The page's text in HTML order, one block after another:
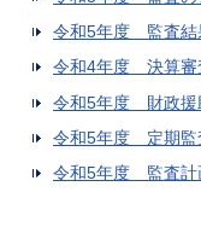
令和5年度 監査結
令和4年度 決算審
令和5年度 財政援
令和5年度 定期監
令和5年度 監査計